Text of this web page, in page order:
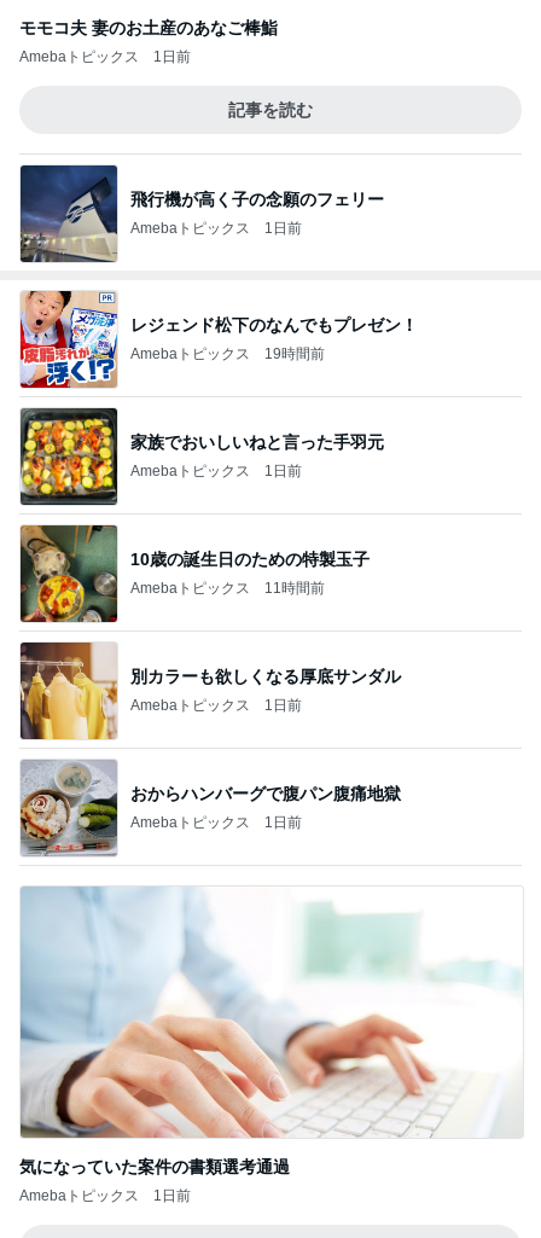
モモコ夫 妻のお土産のあなご棒鮨
Amebaトピックス 1日前
記事を読む
飛行機が高く子の念願のフェリー
Amebaトピックス 1日前
レジェンド松下のなんでもプレゼン！
Amebaトピックス 19時間前
家族でおいしいねと言った手羽元
Amebaトピックス 1日前
10歳の誕生日のための特製玉子
Amebaトピックス 11時間前
別カラーも欲しくなる厚底サンダル
Amebaトピックス 1日前
おからハンバーグで腹パン腹痛地獄
Amebaトピックス 1日前
気になっていた案件の書類選考通過
Amebaトピックス 1日前